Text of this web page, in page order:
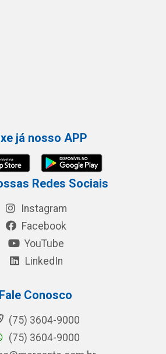
já nosso APP
Redes Sociais
Instagram
Facebook
YouTube
LinkedIn
Fale Conosco
(75) 3604-9000
(75) 3604-9000